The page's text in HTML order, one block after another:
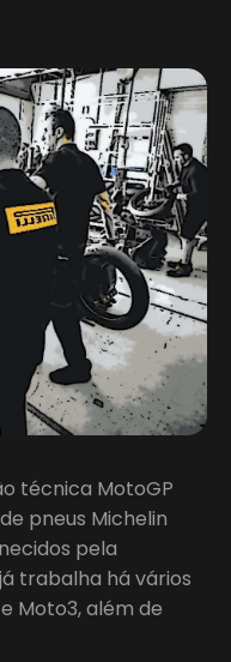
técnica MotoGP
pneus Michelin
pela
trabalha há vários
Moto3, além de